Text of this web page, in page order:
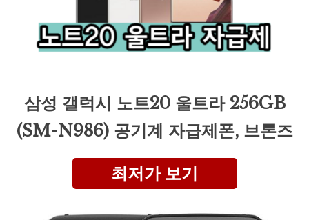
삼성 갤럭시 노트20 울트라 256GB
(SM-N986) 공기계 자급제폰, 브론즈
최저가 보기